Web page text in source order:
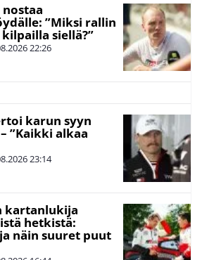
”Miksi rallin
siellä?”
22:26
karun syyn
”Kaikki alkaa
23:14
kartanlukija
hetkistä:
näin suuret puut